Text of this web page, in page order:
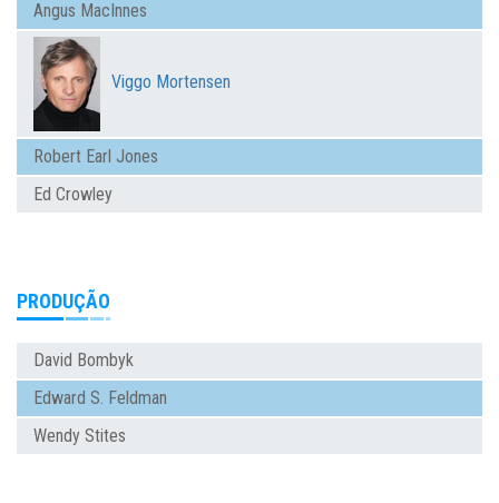
Angus MacInnes
Viggo Mortensen
Robert Earl Jones
Ed Crowley
PRODUÇÃO
David Bombyk
Edward S. Feldman
Wendy Stites